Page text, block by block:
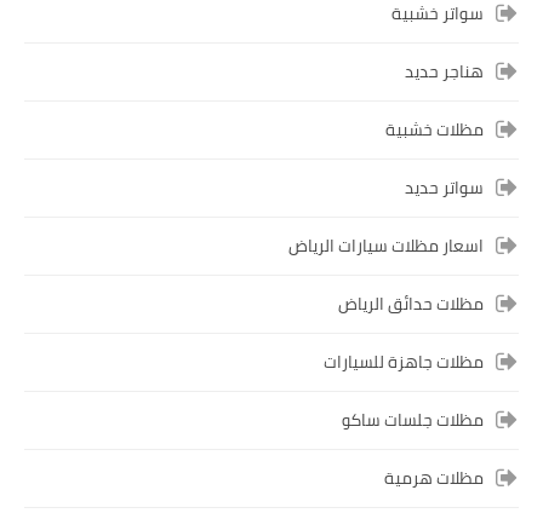
سواتر خشبية
هناجر حديد
مظلات خشبية
سواتر حديد
اسعار مظلات سيارات الرياض
مظلات حدائق الرياض
مظلات جاهزة للسيارات
مظلات جلسات ساكو
مظلات هرمية